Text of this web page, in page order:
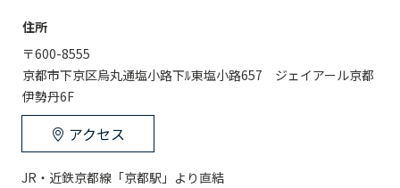
住所
〒600-8555
京都市下京区烏丸通塩小路下ﾙ東塩小路657　ジェイアール京都
伊勢丹6F
アクセス
JR・近鉄京都線「京都駅」より直結